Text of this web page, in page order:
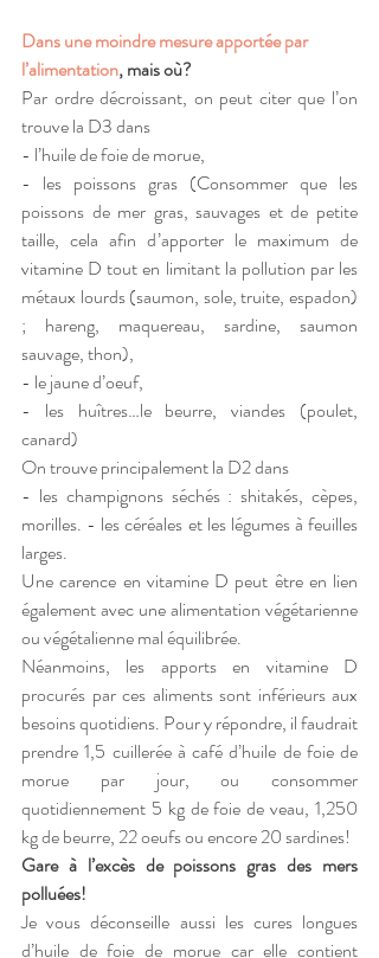
Dans une moindre mesure apportée par
l’alimentation, mais où?
Par ordre décroissant, on peut citer que l’on
trouve la D3 dans
- l’huile de foie de morue,
- les poissons gras (Consommer que les
poissons de mer gras, sauvages et de petite
taille, cela afin d’apporter le maximum de
vitamine D tout en limitant la pollution par les
métaux lourds (saumon, sole, truite, espadon)
; hareng, maquereau, sardine, saumon
sauvage, thon),
- le jaune d’oeuf,
- les huîtres…le beurre, viandes (poulet,
canard)
On trouve principalement la D2 dans
- les champignons séchés : shitakés, cèpes,
morilles. - les céréales et les légumes à feuilles
larges.
Une carence en vitamine D peut être en lien
également avec une alimentation végétarienne
ou végétalienne mal équilibrée.
Néanmoins, les apports en vitamine D
procurés par ces aliments sont inférieurs aux
besoins quotidiens. Pour y répondre, il faudrait
prendre 1,5 cuillerée à café d’huile de foie de
morue par jour, ou consommer
quotidiennement 5 kg de foie de veau, 1,250
kg de beurre, 22 oeufs ou encore 20 sardines!
Gare à l’excès de poissons gras des mers
polluées!
Je vous déconseille aussi les cures longues
d’huile de foie de morue car elle contient